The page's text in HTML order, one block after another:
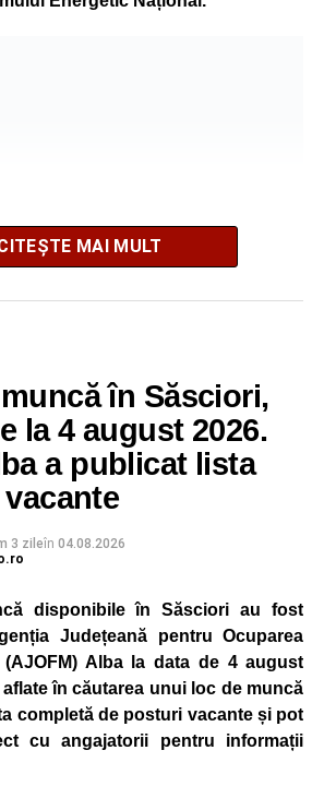
al companiei, măsura va fi aplicată
de necesitățile sistemului energetic.
precizează că evoluția situației
iar activitatea va reveni la
imediat ce condițiile vor permite.
că oprirea temporară a unor linii
livrările către clienți.
printre cei mai mari consumatori de
România. O parte din necesarul
prin producția proprie de energie,
panourilor fotovoltaice și al unităților
afirmă că vor continua
și operatorii din domeniul
contribui la depășirea perioadei dificile
MAI MULT
în Săsciori,
la 4 august 2026.
a publicat lista
3 zileîn 04.08.2026
disponibile în Săsciori au fost
Județeană pentru Ocuparea
(AJOFM) Alba la data de 4 august
în căutarea unui loc de muncă
completă de posturi vacante și pot
cu angajatorii pentru informații